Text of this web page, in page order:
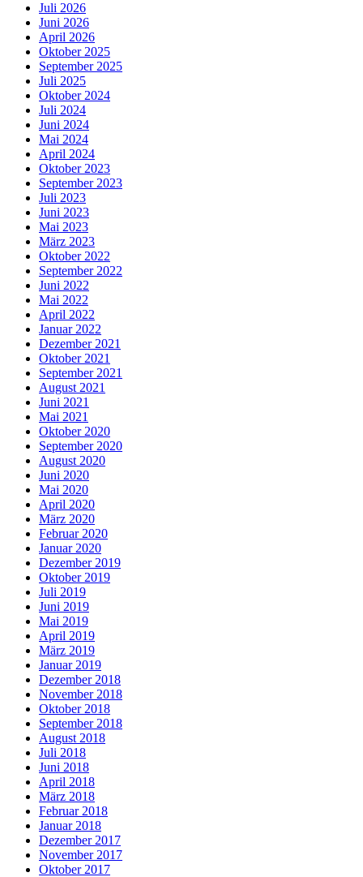
Juli 2026
Juni 2026
April 2026
Oktober 2025
September 2025
Juli 2025
Oktober 2024
Juli 2024
Juni 2024
Mai 2024
April 2024
Oktober 2023
September 2023
Juli 2023
Juni 2023
Mai 2023
März 2023
Oktober 2022
September 2022
Juni 2022
Mai 2022
April 2022
Januar 2022
Dezember 2021
Oktober 2021
September 2021
August 2021
Juni 2021
Mai 2021
Oktober 2020
September 2020
August 2020
Juni 2020
Mai 2020
April 2020
März 2020
Februar 2020
Januar 2020
Dezember 2019
Oktober 2019
Juli 2019
Juni 2019
Mai 2019
April 2019
März 2019
Januar 2019
Dezember 2018
November 2018
Oktober 2018
September 2018
August 2018
Juli 2018
Juni 2018
April 2018
März 2018
Februar 2018
Januar 2018
Dezember 2017
November 2017
Oktober 2017